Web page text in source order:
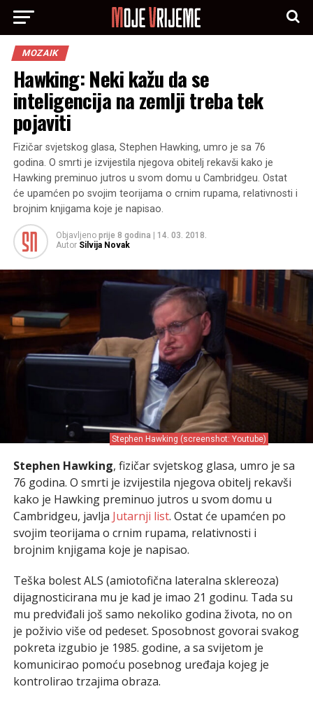
MOZAIK
Hawking: Neki kažu da se
inteligencija na zemlji treba tek
pojaviti
Fizičar svjetskog glasa, Stephen Hawking, umro je sa 76
godina. O smrti je izvijestila njegova obitelj rekavši kako je
Hawking preminuo jutros u svom domu u Cambridgeu. Ostat
će upamćen po svojim teorijama o crnim rupama, relativnosti i
brojnim knjigama koje je napisao.
Objavljeno prije 8 godina
14. 03. 2018.
Autor Silvija Novak
Stephen Hawking (screenshot: Youtube)
Stephen Hawking, fizičar svjetskog glasa, umro je sa
76 godina. O smrti je izvijestila njegova obitelj rekavši
kako je Hawking preminuo jutros u svom domu u
Cambridgeu, javlja Jutarnji list. Ostat će upamćen po
svojim teorijama o crnim rupama, relativnosti i
brojnim knjigama koje je napisao.
Teška bolest ALS (amiotofična lateralna sklereoza)
dijagnosticirana mu je kad je imao 21 godinu. Tada su
mu predviđali još samo nekoliko godina života, no on
je poživio više od pedeset. Sposobnost govorai svakog
pokreta izgubio je 1985. godine, a sa svijetom je
komunicirao pomoću posebnog uređaja kojeg je
kontrolirao trzajima obraza.